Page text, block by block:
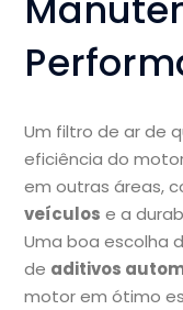
Um filtro de ar de
eficiência do
em outras áreas,
veículos e a
Uma boa escolha
de aditivos
motor em ótimo